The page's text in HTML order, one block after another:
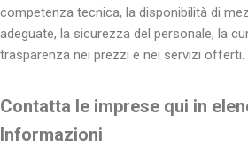
competenza tecnica, la disponibilità di
adeguate, la sicurezza del personale, la
trasparenza nei prezzi e nei servizi offerti.
Contatta le imprese qui in
Informazioni